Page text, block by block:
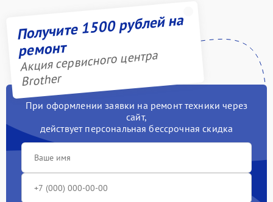
Получите 1500 рублей на
ремонт
Акция сервисного центра
Brother
При оформлении заявки на ремонт техники через
сайт,
действует персональная бессрочная скидка